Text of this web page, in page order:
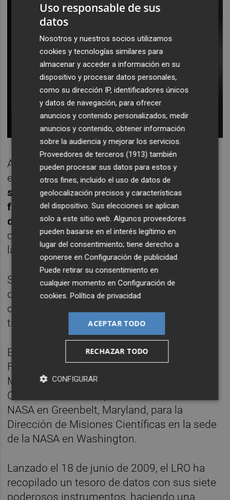
Al igual que los "tubos de lava" que se
encuentran aquí en la Tierra,los científicos
sospechan que las cuevas lunares se
formaron cuando la lava fundida fluyó
debajo de un campo de lava enfriada
cuando se formó una costra sobre un río de
lava, dejando un túnel largo y hueco.
Si el techo de un tubo de lava solidificada se
derrumba, se abre un pozo, como una
claraboya, que puede conducir al resto del
tubo con forma de cueva.
El Mini-RF es operado por el Laboratorio de
Física Aplicada de Johns Hopkins en Laurel,
Maryland. El LRO es administrado por el
Centro de Vuelos Espaciales Goddard de la
NASA en Greenbelt, Maryland, para la
Dirección de Misiones Científicas en la sede
de la NASA en Washington.
Lanzado el 18 de junio de 2009, el LRO ha
recopilado un tesoro de datos con sus siete
poderosos instrumentos, haciendo una
Uso responsable de sus
datos
Nosotros y nuestros socios utilizamos
cookies y tecnologías similares para
almacenar y acceder a información en su
dispositivo y procesar datos personales,
como su dirección IP, identificadores únicos
y datos de navegación, para ofrecer
anuncios y contenido personalizados, medir
anuncios y contenido, obtener información
sobre la audiencia y mejorar los servicios.
Proveedores de terceros (1913) también
pueden procesar sus datos para estos y
otros fines, incluido el uso de datos de
geolocalización precisos y características
del dispositivo. Sus elecciones se aplican
solo a este sitio web. Algunos proveedores
pueden basarse en el interés legítimo en
lugar del consentimiento; tiene derecho a
oponerse enConfiguración de publicidad.
Puede retirar su consentimiento en
cualquier momento enConfiguración de
cookies.Política de privacidad
ACEPTAR TODO
RECHAZAR TODO
CONFIGURAR